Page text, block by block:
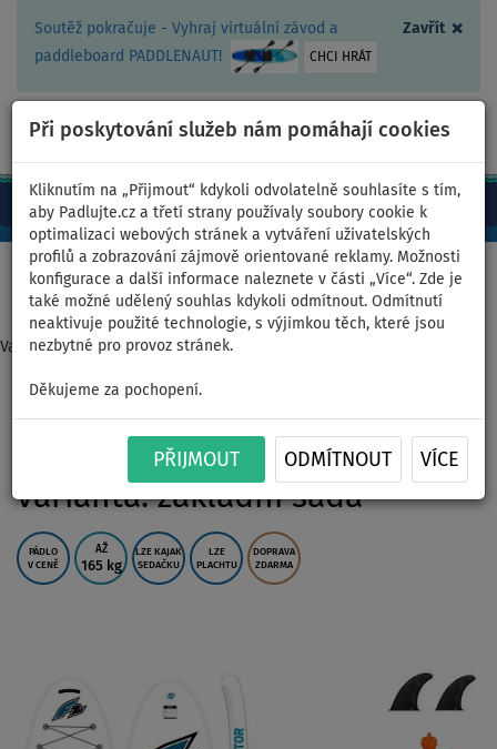
Zavřít ×
Soutěž pokračuje - Vyhraj virtuální závod a
paddleboard PADDLENAUT!
CHCI HRÁT
Při poskytování služeb nám pomáhají cookies
Kliknutím na „Přijmout“ kdykoli odvolatelně souhlasíte s tím,
aby Padlujte.cz a třetí strany používaly soubory cookie k
optimalizaci webových stránek a vytváření uživatelských
profilů a zobrazování zájmově orientované reklamy. Možnosti
konfigurace a další informace naleznete v části „Více“. Zde je
také možné udělený souhlas kdykoli odmítnout. Odmítnutí
neaktivuje použité technologie, s výjimkou těch, které jsou
nezbytné pro provoz stránek.
Děkujeme za pochopení.
PŘIJMOUT ODMÍTNOUT VÍCE
CZ/Kč +420 467 409 090 0ks
Domů >Nafukovací paddleboardy >Střední univerzální
Varianta nebyla nalezena
Paddleboard F2 SECTOR 11'5
BLUE WS - nafukovací -
varianta: základní sada
PÁDLO
V CENĚ
AŽ
165 kg
LZE KAJAK
SEDAČKU
LZE
PLACHTU
DOPRAVA
ZDARMA